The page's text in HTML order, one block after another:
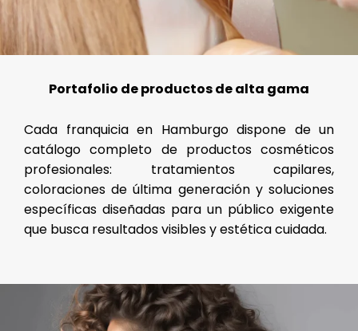
Portafolio de productos de alta gama
Cada franquicia en Hamburgo dispone de un
catálogo completo de productos cosméticos
profesionales: tratamientos capilares,
coloraciones de última generación y soluciones
específicas diseñadas para un público exigente
que busca resultados visibles y estética cuidada.